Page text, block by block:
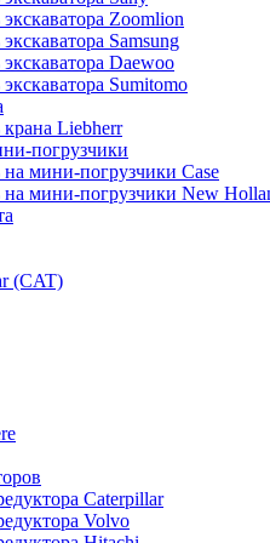
Zoomlion
Samsung
Daewoo
Sumitomo
крана Liebherr
погрузчики
на мини-погрузчики Case
на мини-погрузчики New
(CAT)
Caterpillar
Volvo